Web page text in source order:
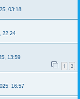
03:18
22:24
13:59
1 2
16:57